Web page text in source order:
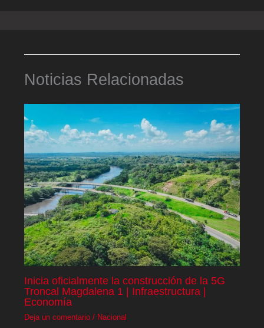
Noticias Relacionadas
Inicia oficialmente la construcción de la 5G
Troncal Magdalena 1 | Infraestructura |
Economía
Deja un comentario / Nacional